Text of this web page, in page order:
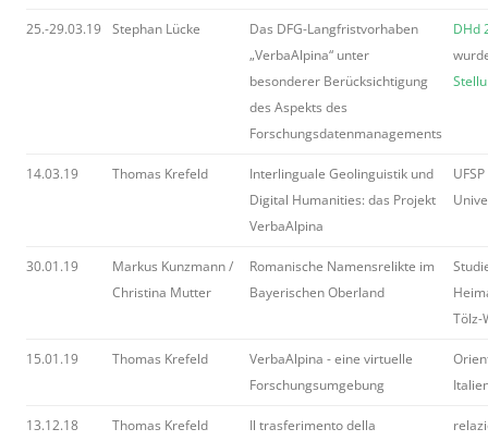
25.-29.03.19 Stephan Lücke
Das DFG-Langfristvorhaben
„VerbaAlpina“ unter
besonderer Berücksichtigung
des Aspekts des
Forschungsdatenmanagements
DHd
14.03.19 Thomas Krefeld
Interlinguale Geolinguistik und
Digital Humanities: das Projekt
VerbaAlpina
30.01.19
Markus Kunzmann /
Christina Mutter
Romanische Namensrelikte im
Bayerischen Oberland
Tölz-
15.01.19 Thomas Krefeld
VerbaAlpina - eine virtuelle
Forschungsumgebung
13.12.18 Thomas Krefeld
Il trasferimento della